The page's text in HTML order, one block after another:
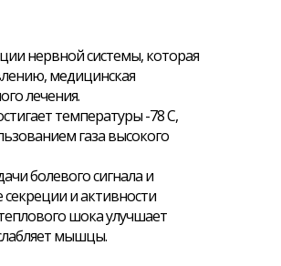
нервной системы, которая
медицинская
лечения.
температуры -78 С,
газа высокого
болевого сигнала и
и активности
шока улучшает
мышцы.